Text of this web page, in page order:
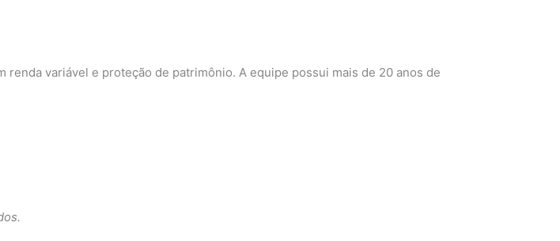
variável e proteção de patrimônio. A equipe possui mais de 20 anos de